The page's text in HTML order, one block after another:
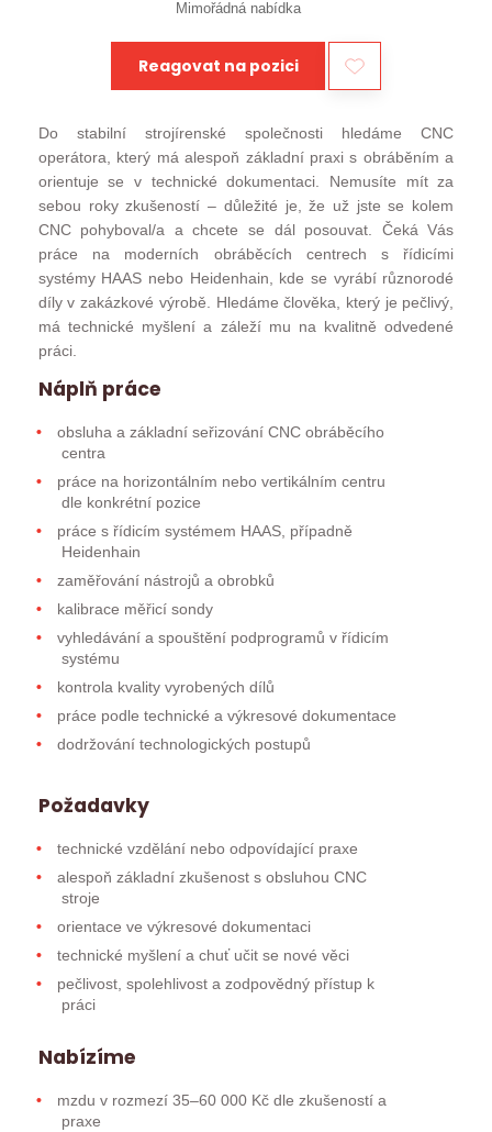
Mimořádná nabídka
Reagovat na pozici
Do stabilní strojírenské společnosti hledáme CNC
operátora, který má alespoň základní praxi s obráběním a
orientuje se v technické dokumentaci. Nemusíte mít za
sebou roky zkušeností – důležité je, že už jste se kolem
CNC pohyboval/a a chcete se dál posouvat. Čeká Vás
práce na moderních obráběcích centrech s řídicími
systémy HAAS nebo Heidenhain, kde se vyrábí různorodé
díly v zakázkové výrobě. Hledáme člověka, který je pečlivý,
má technické myšlení a záleží mu na kvalitně odvedené
práci.
Náplň práce
obsluha a základní seřizování CNC obráběcího
centra
práce na horizontálním nebo vertikálním centru
dle konkrétní pozice
práce s řídicím systémem HAAS, případně
Heidenhain
zaměřování nástrojů a obrobků
kalibrace měřicí sondy
vyhledávání a spouštění podprogramů v řídicím
systému
kontrola kvality vyrobených dílů
práce podle technické a výkresové dokumentace
dodržování technologických postupů
Požadavky
technické vzdělání nebo odpovídající praxe
alespoň základní zkušenost s obsluhou CNC
stroje
orientace ve výkresové dokumentaci
technické myšlení a chuť učit se nové věci
pečlivost, spolehlivost a zodpovědný přístup k
práci
Nabízíme
mzdu v rozmezí 35–60 000 Kč dle zkušeností a
praxe